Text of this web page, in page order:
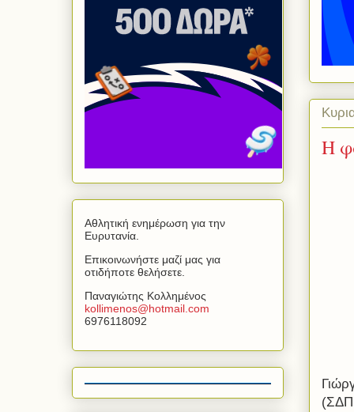
Η
(ΣΔΠ
Αθλητική ενημέρωση για την
Ευρυτανία.
Επικοινωνήστε μαζί μας για
οτιδήποτε θελήσετε.
Παναγιώτης Κολλημένος
kollimenos@hotmail com
6976118092